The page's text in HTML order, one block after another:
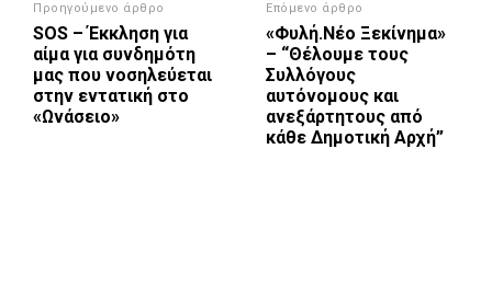
Προηγούμενο άρθρο
SOS – Έκκληση για
αίμα για συνδημότη
μας που νοσηλεύεται
στην εντατική στο
«Ωνάσειο»
Επόμενο άρθρο
«Φυλή.Νέο Ξεκίνημα»
– “Θέλουμε τους
Συλλόγους
αυτόνομους και
ανεξάρτητους από
κάθε Δημοτική Αρχή”